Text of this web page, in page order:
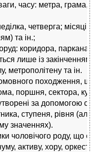
часу: метра, грама,
четверга;
та ін.;
коридора,
лише із
метрополітену та ін.
походження,
поршня, сектора,
за допомогою
ступеня, рівня
значеннях).
чоловічого роду, що
активу, хору,